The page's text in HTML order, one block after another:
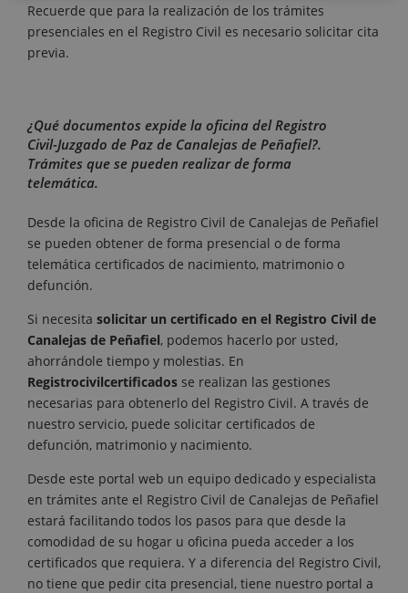
Recuerde que para la realización de los trámites
presenciales en el Registro Civil es necesario solicitar cita
previa.
¿Qué documentos expide la oficina del Registro
Civil-Juzgado de Paz de Canalejas de Peñafiel?.
Trámites que se pueden realizar de forma
telemática.
Desde la oficina de Registro Civil de Canalejas de Peñafiel
se pueden obtener de forma presencial o de forma
telemática certificados de nacimiento, matrimonio o
defunción.
Si necesita solicitar un certificado en el Registro Civil de
Canalejas de Peñafiel, podemos hacerlo por usted,
ahorrándole tiempo y molestias. En
Registrocivilcertificados se realizan las gestiones
necesarias para obtenerlo del Registro Civil. A través de
nuestro servicio, puede solicitar certificados de
defunción, matrimonio y nacimiento.
Desde este portal web un equipo dedicado y especialista
en trámites ante el Registro Civil de Canalejas de Peñafiel
estará facilitando todos los pasos para que desde la
comodidad de su hogar u oficina pueda acceder a los
certificados que requiera. Y a diferencia del Registro Civil,
no tiene que pedir cita presencial, tiene nuestro portal a